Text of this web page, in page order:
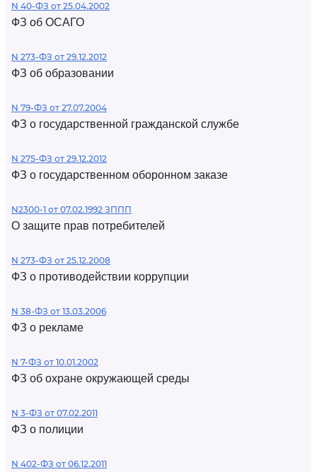
N 40-ФЗ от 25.04.2002
ФЗ об ОСАГО
N 273-ФЗ от 29.12.2012
ФЗ об образовании
N 79-ФЗ от 27.07.2004
ФЗ о государственной гражданской службе
N 275-ФЗ от 29.12.2012
ФЗ о государственном оборонном заказе
N2300-1 от 07.02.1992 ЗППП
О защите прав потребителей
N 273-ФЗ от 25.12.2008
ФЗ о противодействии коррупции
N 38-ФЗ от 13.03.2006
ФЗ о рекламе
N 7-ФЗ от 10.01.2002
ФЗ об охране окружающей среды
N 3-ФЗ от 07.02.2011
ФЗ о полиции
N 402-ФЗ от 06.12.2011